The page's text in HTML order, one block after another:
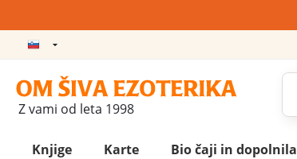
Z vami od leta 1998
Knjige Karte Bio čaji in dopolnila